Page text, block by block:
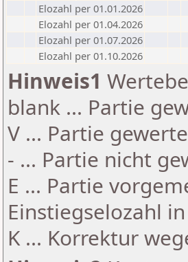
Elozahl per 01.01.2026
Elozahl per 01.04.2026
Elozahl per 01.07.2026
Elozahl per 01.10.2026
Hinweis1
blank ... Partie
V ... Partie
- ... Partie nicht
E ... Partie
Einstiegselozahl
K ... Korrektur